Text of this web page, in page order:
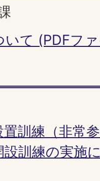
いて (PDFフ
訓練（非常
設訓練の実施